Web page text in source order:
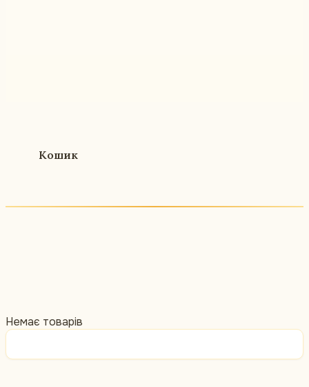
Кошик
Немає товарів